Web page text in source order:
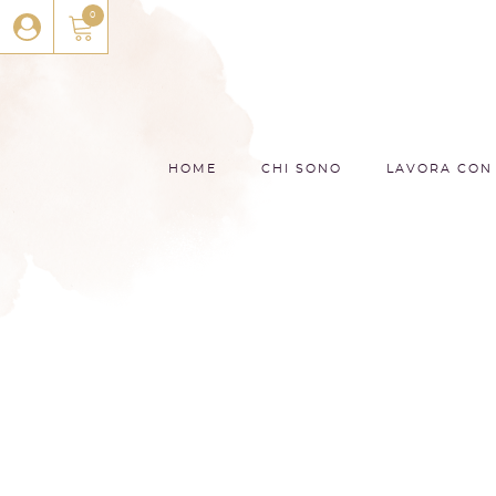
0
HOME CHI SONO LAVORA